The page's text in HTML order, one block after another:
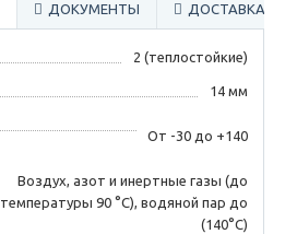
ДОКУМЕНТЫ ДОСТАВКА
2 (теплостойкие)
14 мм
От -30 до +140
Воздух, азот и инертные газы (до
температуры 90 °С), водяной пар до
(140°С)